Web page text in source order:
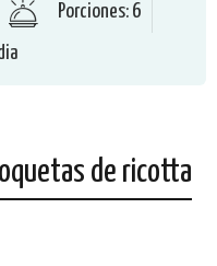
Porciones: 6
de ricotta